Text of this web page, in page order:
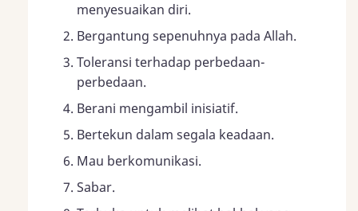
menyesuaikan diri.
Bergantung sepenuhnya pada Allah.
Toleransi terhadap perbedaan-
perbedaan.
Berani mengambil inisiatif.
Bertekun dalam segala keadaan.
Mau berkomunikasi.
Sabar.